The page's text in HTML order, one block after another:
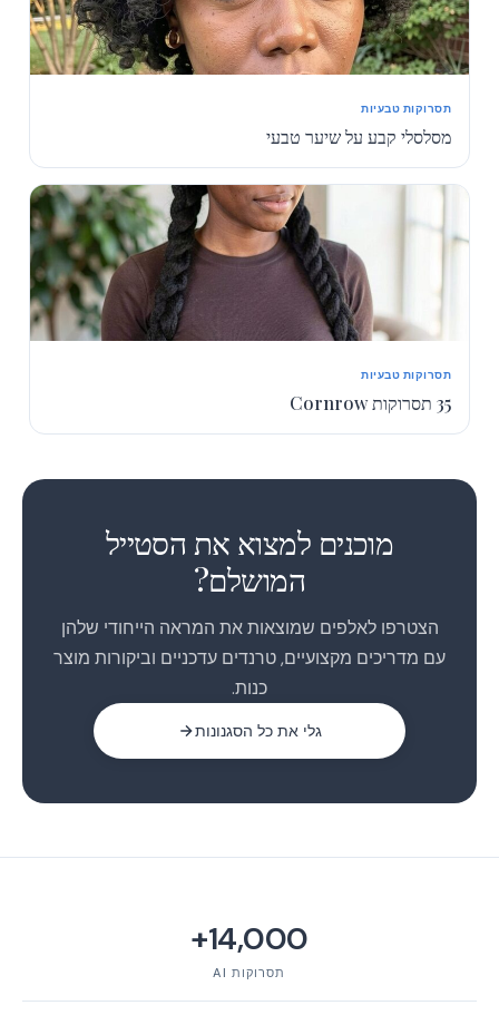
תסרוקות טבעיות
מסלסלי קבע על שיער טבעי
תסרוקות טבעיות
35 תסרוקות Cornrow
מוכנים למצוא את הסטייל
המושלם?
הצטרפו לאלפים שמוצאות את המראה הייחודי שלהן
עם מדריכים מקצועיים, טרנדים עדכניים וביקורות מוצר
כנות.
גלי את כל הסגנונות
14,000+
תסרוקות AI